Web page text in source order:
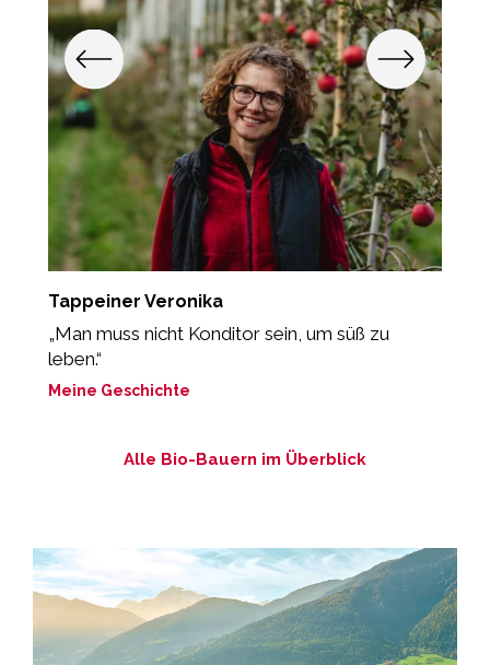
Tappeiner Veronika
„Man muss nicht Konditor sein, um süß zu
leben.“
Meine Geschichte
Alle Bio-Bauern im Überblick